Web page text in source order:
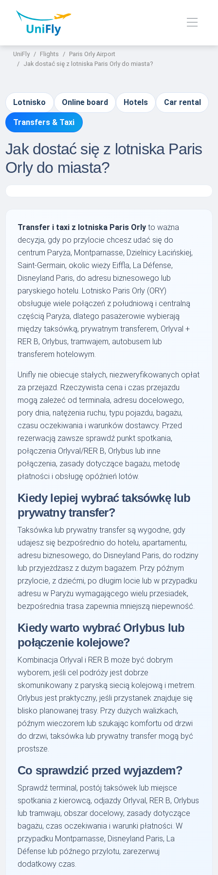
UniFly Flights
Paris Orly Airport
Jak dostać się z lotniska Paris Orly do miasta?
Lotnisko Online board Hotels Car rental
Transfers & Taxi
Jak dostać się z lotniska Paris
Orly do miasta?
Transfer i taxi z lotniska Paris Orly to ważna
decyzja, gdy po przylocie chcesz udać się do
centrum Paryża, Montparnasse, Dzielnicy Łacińskiej,
Saint-Germain, okolic wieży Eiffla, La Défense,
Disneyland Paris, do adresu biznesowego lub
paryskiego hotelu. Lotnisko Paris Orly (ORY)
obsługuje wiele połączeń z południową i centralną
częścią Paryża, dlatego pasażerowie wybierają
między taksówką, prywatnym transferem, Orlyval +
RER B, Orlybus, tramwajem, autobusem lub
transferem hotelowym.
Unifly nie obiecuje stałych, niezweryfikowanych opłat
za przejazd. Rzeczywista cena i czas przejazdu
mogą zależeć od terminala, adresu docelowego,
pory dnia, natężenia ruchu, typu pojazdu, bagażu,
czasu oczekiwania i warunków dostawcy. Przed
rezerwacją zawsze sprawdź punkt spotkania,
połączenia Orlyval/RER B, Orlybus lub inne
połączenia, zasady dotyczące bagażu, metodę
płatności i obsługę opóźnień lotów.
Kiedy lepiej wybrać taksówkę lub
prywatny transfer?
Taksówka lub prywatny transfer są wygodne, gdy
udajesz się bezpośrednio do hotelu, apartamentu,
adresu biznesowego, do Disneyland Paris, do rodziny
lub przyjeżdżasz z dużym bagażem. Przy późnym
przylocie, z dziećmi, po długim locie lub w przypadku
adresu w Paryżu wymagającego wielu przesiadek,
bezpośrednia trasa zapewnia mniejszą niepewność.
Kiedy warto wybrać Orlybus lub
połączenie kolejowe?
Kombinacja Orlyval i RER B może być dobrym
wyborem, jeśli cel podróży jest dobrze
skomunikowany z paryską siecią kolejową i metrem.
Orlybus jest praktyczny, jeśli przystanek znajduje się
blisko planowanej trasy. Przy dużych walizkach,
późnym wieczorem lub szukając komfortu od drzwi
do drzwi, taksówka lub prywatny transfer mogą być
prostsze.
Co sprawdzić przed wyjazdem?
Sprawdź terminal, postój taksówek lub miejsce
spotkania z kierowcą, odjazdy Orlyval, RER B, Orlybus
lub tramwaju, obszar docelowy, zasady dotyczące
bagażu, czas oczekiwania i warunki płatności. W
przypadku Montparnasse, Disneyland Paris, La
Défense lub późnego przylotu, zarezerwuj
dodatkowy czas.